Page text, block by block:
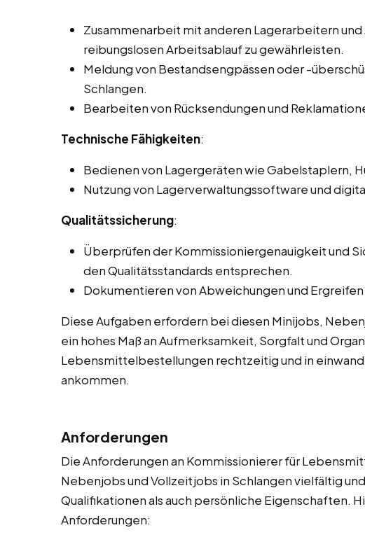
Zusammenarbeit mit anderen Lagerarbeitern
reibungslosen Arbeitsablauf zu gewährleisten.
Meldung von Bestandsengpässen oder -
Schlangen.
Bearbeiten von Rücksendungen und
Technische Fähigkeiten:
Bedienen von Lagergeräten wie Gabelstaplern,
Nutzung von Lagerverwaltungssoftware und
Qualitätssicherung:
Überprüfen der Kommissioniergenauigkeit und
den Qualitätsstandards entsprechen.
Dokumentieren von Abweichungen und
Diese Aufgaben erfordern bei diesen Minijobs,
ein hohes Maß an Aufmerksamkeit, Sorgfalt und
Lebensmittelbestellungen rechtzeitig und in
ankommen.
Anforderungen
Die Anforderungen an Kommissionierer für
Nebenjobs und Vollzeitjobs in Schlangen vielfältig
Qualifikationen als auch persönliche Eigenschaften.
Anforderungen: